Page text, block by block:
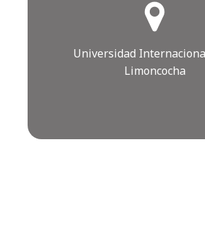
Universidad
Limoncocha
Click AQUÍ